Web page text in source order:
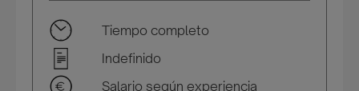
Tiempo completo
Indefinido
Salario según experiencia